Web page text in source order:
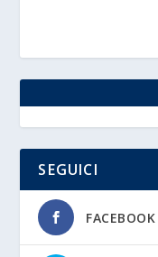
SEGUICI
FACEBOOK